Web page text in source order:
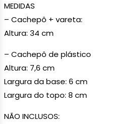
MEDIDAS
– Cachepô + vareta:
Altura: 34 cm
– Cachepô de plástico
Altura: 7,6 cm
Largura da base: 6 cm
Largura do topo: 8 cm
NÃO INCLUSOS: